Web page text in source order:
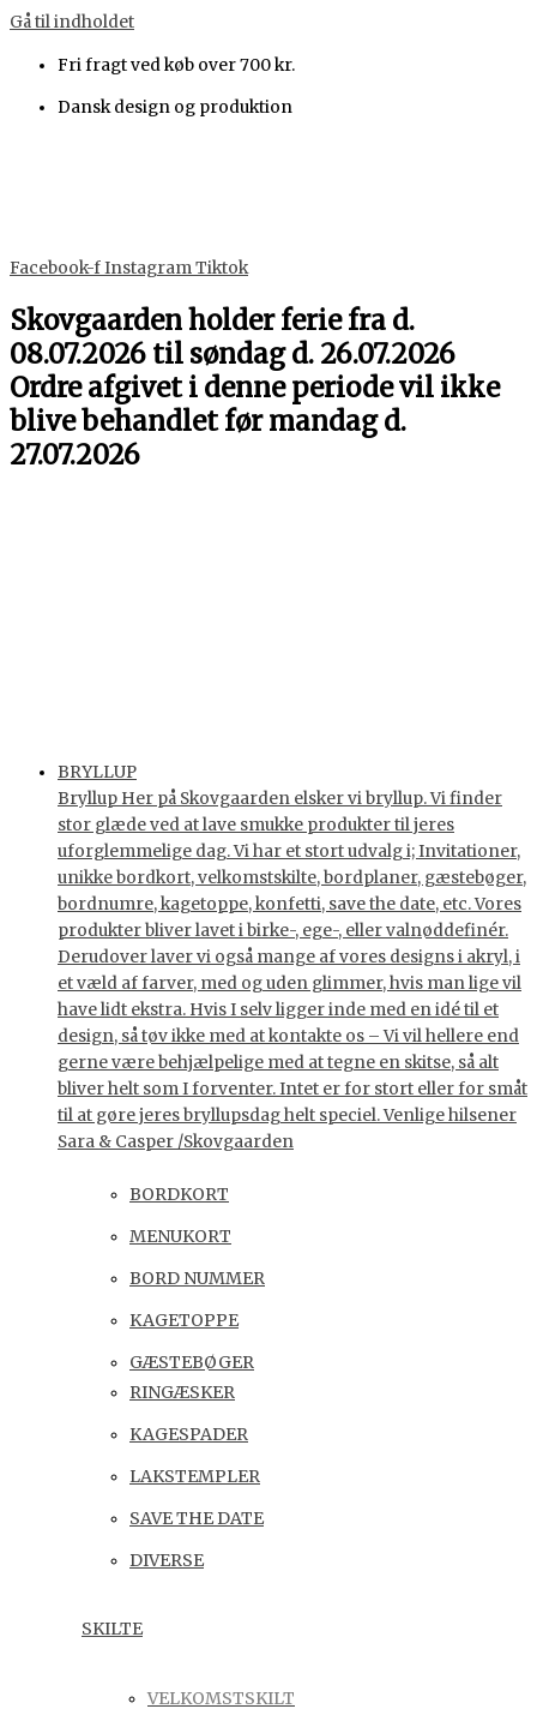
Gå til indholdet
Fri fragt ved køb over 700 kr.
Dansk design og produktion
Facebook-fInstagramTiktok
Skovgaarden holder ferie fra d.
08.07.2026 til søndag d. 26.07.2026
Ordre afgivet i denne periode vil ikke
blive behandlet før mandag d.
27.07.2026
BRYLLUP
Bryllup Her på Skovgaarden elsker vi bryllup. Vi finder
stor glæde ved at lave smukke produkter til jeres
uforglemmelige dag. Vi har et stort udvalg i; Invitationer,
unikke bordkort, velkomstskilte, bordplaner, gæstebøger,
bordnumre, kagetoppe, konfetti, save the date, etc. Vores
produkter bliver lavet i birke-, ege-, eller valnøddefinér.
Derudover laver vi også mange af vores designs i akryl, i
et væld af farver, med og uden glimmer, hvis man lige vil
have lidt ekstra. Hvis I selv ligger inde med en idé til et
design, så tøv ikke med at kontakte os – Vi vil hellere end
gerne være behjælpelige med at tegne en skitse, så alt
bliver helt som I forventer. Intet er for stort eller for småt
til at gøre jeres bryllupsdag helt speciel. Venlige hilsener
Sara & Casper /Skovgaarden
BORDKORT
MENUKORT
BORD NUMMER
KAGETOPPE
GÆSTEBØGER
RINGÆSKER
KAGESPADER
LAKSTEMPLER
SAVE THE DATE
DIVERSE
SKILTE
VELKOMSTSKILT